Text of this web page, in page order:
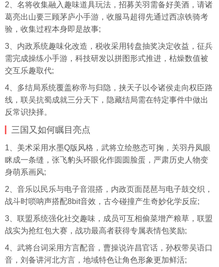
2、名将收集融入趣味道具玩法，招募关羽需备好美酒，请诸
葛亮出山要三顾茅庐小手游，收服马超得先通过西凉铁骑考
验，收集过程本身即是故事;
3、内政系统趣味化改造，税收采用转盘抽奖决定收益，征兵
需完成操练小手游，科技研发以拼图形式推进，枯燥数值被
交互乐趣取代;
4、多结局系统覆盖称帝与归隐，挟天子以令诸侯走向权臣路
线，联吴抗蜀成就三分天下，隐藏结局需在特定事件中做出
反常识抉择。
三国又如何瞩目亮点
1、美术采用水墨Q版风格，武将立绘憨态可掬，关羽丹凤眼
眯成一条缝，张飞豹头环眼化作圆圆脸蛋，严肃历史人物变
身萌系画风;
2、音乐以民乐与电子音混搭，内政页面琵琶与电子鼓交织，
战斗时唢呐声搭配8bit音效，古今碰撞产生奇妙化学反应;
3、联盟系统强化社交趣味，成员可互相偷菜增产粮草，联盟
战实为抢红包大赛，战功最高者获得专属表情包奖励;
4、武将台词采用方言配音，曹操说许昌官话，孙权带吴语口
音，刘备讲河北方言，地域特色让角色形象更加鲜活;